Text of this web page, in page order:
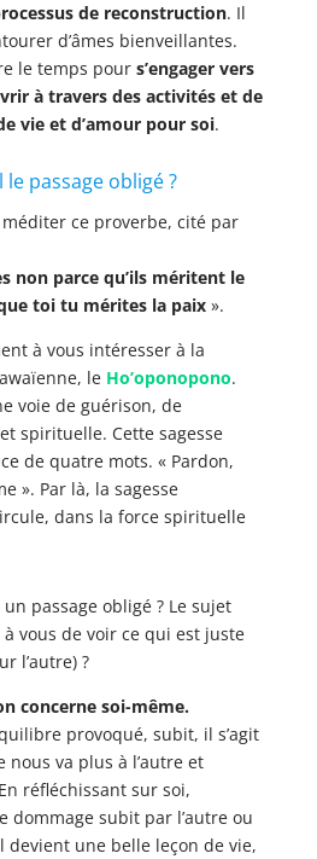
de reconstruction. Il
d’âmes bienveillantes.
le temps pour s’engager vers
à travers des activités et de
vie et d’amour pour soi.
le passage obligé ?
ce proverbe, cité par
non parce qu’ils méritent le
toi tu mérites la paix».
à vous intéresser à la
le Ho’oponopono.
voie de guérison, de
spirituelle. Cette sagesse
de quatre mots. « Pardon,
». Par là, la sagesse
dans la force spirituelle
passage obligé ? Le sujet
à vous de voir ce qui est juste
l’autre) ?
concerne soi-même.
provoqué, subit, il s’agit
va plus à l’autre et
réfléchissant sur soi,
dommage subit par l’autre ou
devient une belle leçon de vie,